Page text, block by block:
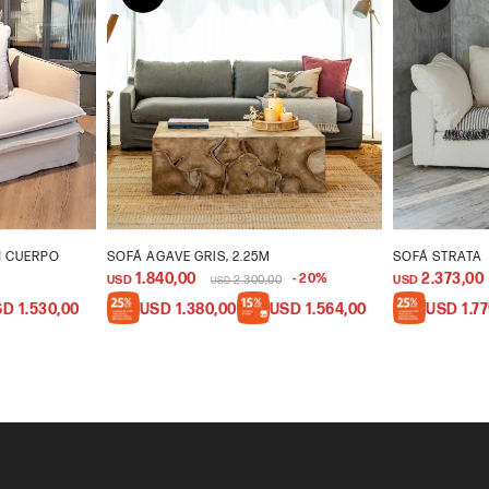
CUERPO
1.530,00
SOFÁ AGAVE GRIS, 2.25M
USD 1.840,00 USD 2.300,00 20
USD 1.380,00 USD 1.564,00
SOFÁ STRATA
USD 2.373,00
USD